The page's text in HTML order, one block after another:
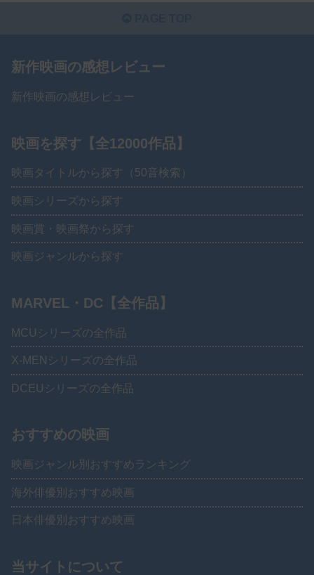
新作映画の感想レビュー
新作映画の感想レビュー
映画を探す【全12000作品】
映画タイトルから探す（50音検索）
映画シリーズから探す
映画賞・映画祭から探す
映画ジャンルから探す
MARVEL・DC【全作品】
MCUシリーズの全作品
X-MENシリーズの全作品
DCEUシリーズの全作品
おすすめの映画
映画ジャンル別おすすめランキング
海外俳優別おすすめ映画
日本俳優別おすすめ映画
当サイトについて